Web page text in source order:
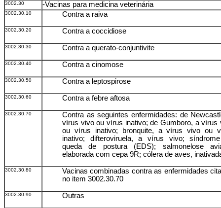
3002.30 -Vacinas para medicina veterinária
3002.30.10 Contra a raiva
3002.30.20 Contra a coccidiose
3002.30.30 Contra a querato-conjuntivite
3002.30.40 Contra a cinomose
3002.30.50 Contra a leptospirose
3002.30.60 Contra a febre aftosa
3002.30.70
Contra as seguintes enfermidades: de
vírus vivo ou vírus inativo; de Gumboro, a vírus
ou vírus inativo; bronquite, a vírus vivo ou
inativo; difteroviruela, a vírus vivo;
queda de postura (EDS); salmonelose
elaborada com cepa 9R; cólera de aves,
3002.30.80
Vacinas combinadas contra as enfermidades
no item 3002.30.70
3002.30.90 Outras